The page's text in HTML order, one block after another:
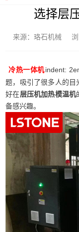
选择层
来源：珞石机械
冷热一体机indent:
题，吸引了很多人的目
好在层压机加热模温机
备感兴趣。